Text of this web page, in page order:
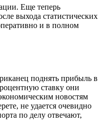
Еще теперь
выхода статистических
и в полном
поднять прибыль в
ставку они
новостям
не удается очевидно
по делу отвечают,